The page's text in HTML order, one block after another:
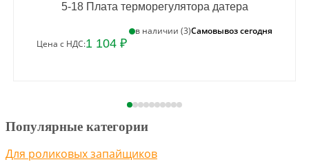
5-18 Плата терморегулятора датера
в наличии (3)Самовывоз сегодня
Цена с НДС:1 104 ₽
Популярные категории
Для роликовых запайщиков